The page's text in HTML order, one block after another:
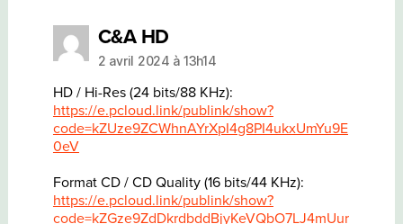
C&A HDdit :
2 avril 2024 à 13h14
HD / Hi-Res (24 bits/88 KHz):
https://e.pcloud.link/publink/show?
code=kZUze9ZCWhnAYrXpI4g8PI4ukxUmYu9E
0eV
Format CD / CD Quality (16 bits/44 KHz):
https://e.pcloud.link/publink/show?
code=kZGze9ZdDkrdbddBjyKeVQbO7LJ4mUur